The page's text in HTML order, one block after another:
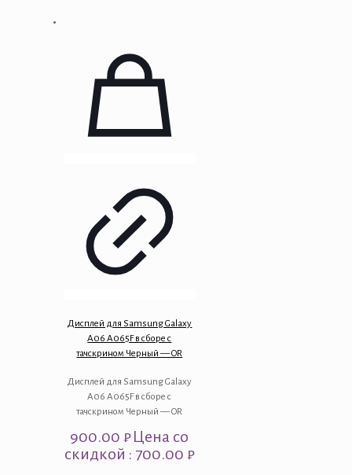
Дисплей для Samsung Galaxy
A06 A065F в сборе с
тачскрином Черный — OR
Дисплей для Samsung Galaxy
A06 A065F в сборе с
тачскрином Черный — OR
900.00₽Цена со
скидкой : 700.00 ₽